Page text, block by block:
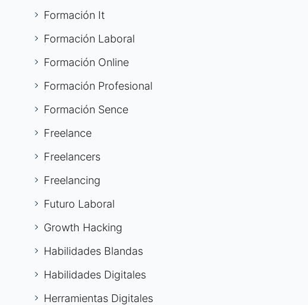
Formación It
Formación Laboral
Formación Online
Formación Profesional
Formación Sence
Freelance
Freelancers
Freelancing
Futuro Laboral
Growth Hacking
Habilidades Blandas
Habilidades Digitales
Herramientas Digitales